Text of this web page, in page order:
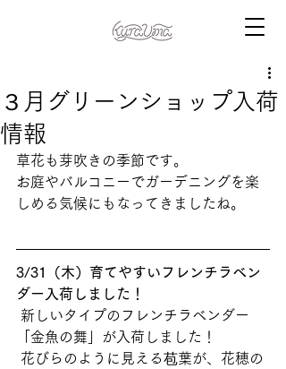
３月グリーンショップ入荷
情報
草花も芽吹きの季節です。
お庭やバルコニーでガーデニングを楽
しめる気候にもなってきましたね。
3/31（木）育てやすいフレンチラベン
ダー入荷しました！
「金魚の舞」が入荷しました！